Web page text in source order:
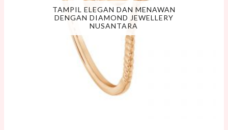
TAMPIL ELEGAN DAN MENAWAN
DENGAN DIAMOND JEWELLERY
NUSANTARA